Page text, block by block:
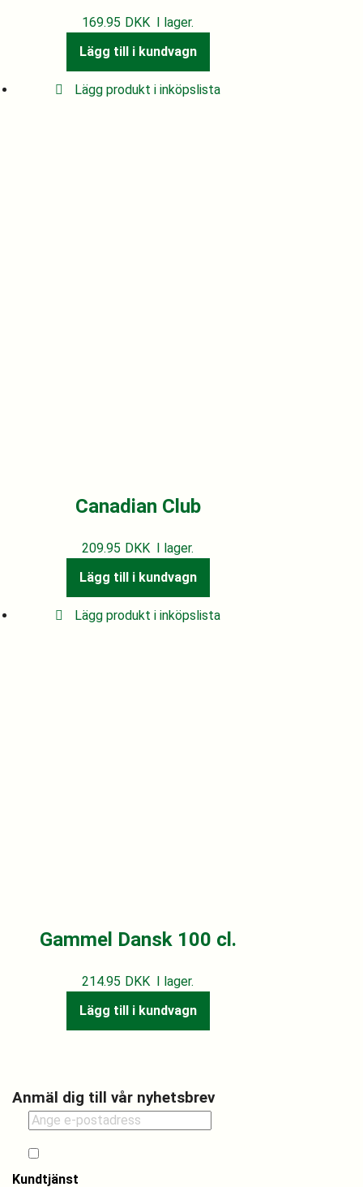
169.95 DKK
I lager.
Lägg till i kundvagn
Lägg produkt i inköpslista
Canadian Club
209.95 DKK I lager.
Lägg till i kundvagn
Lägg produkt i inköpslista
Gammel Dansk 100 cl.
214.95 DKK I lager.
Lägg till i kundvagn
Anmäl dig till vår nyhetsbrev
Kundtjänst